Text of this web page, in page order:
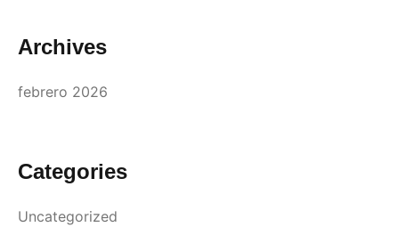
Archives
febrero 2026
Categories
Uncategorized